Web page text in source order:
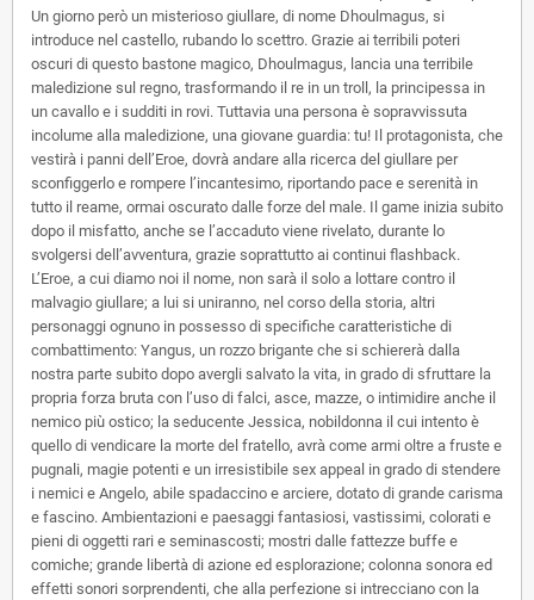
Un giorno però un misterioso giullare, di nome Dhoulmagus, si
introduce nel castello, rubando lo scettro. Grazie ai terribili poteri
oscuri di questo bastone magico, Dhoulmagus, lancia una terribile
maledizione sul regno, trasformando il re in un troll, la principessa in
un cavallo e i sudditi in rovi. Tuttavia una persona è sopravvissuta
incolume alla maledizione, una giovane guardia: tu! Il protagonista, che
vestirà i panni dell’Eroe, dovrà andare alla ricerca del giullare per
sconfiggerlo e rompere l’incantesimo, riportando pace e serenità in
tutto il reame, ormai oscurato dalle forze del male. Il game inizia subito
dopo il misfatto, anche se l’accaduto viene rivelato, durante lo
svolgersi dell’avventura, grazie soprattutto ai continui flashback.
L’Eroe, a cui diamo noi il nome, non sarà il solo a lottare contro il
malvagio giullare; a lui si uniranno, nel corso della storia, altri
personaggi ognuno in possesso di specifiche caratteristiche di
combattimento: Yangus, un rozzo brigante che si schiererà dalla
nostra parte subito dopo avergli salvato la vita, in grado di sfruttare la
propria forza bruta con l’uso di falci, asce, mazze, o intimidire anche il
nemico più ostico; la seducente Jessica, nobildonna il cui intento è
quello di vendicare la morte del fratello, avrà come armi oltre a fruste e
pugnali, magie potenti e un irresistibile sex appeal in grado di stendere
i nemici e Angelo, abile spadaccino e arciere, dotato di grande carisma
e fascino. Ambientazioni e paesaggi fantasiosi, vastissimi, colorati e
pieni di oggetti rari e seminascosti; mostri dalle fattezze buffe e
comiche; grande libertà di azione ed esplorazione; colonna sonora ed
effetti sonori sorprendenti, che alla perfezione si intrecciano con la